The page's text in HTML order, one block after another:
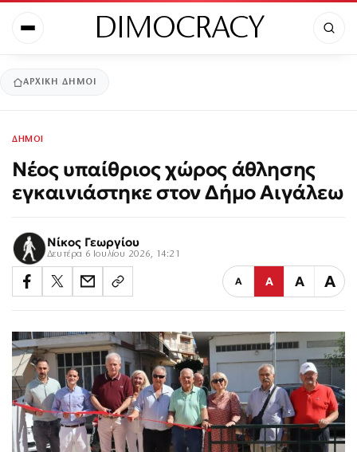
DIMOCRACY
ΑΡΧΙΚΉ ΔΗΜΟΙ
ΔΗΜΟΙ
Νέος υπαίθριος χώρος άθλησης
εγκαινιάστηκε στον Δήμο Αιγάλεω
Νίκος Γεωργίου
Δευτέρα 6 Ιουλίου 2026, 14:21
Α Α Α Α